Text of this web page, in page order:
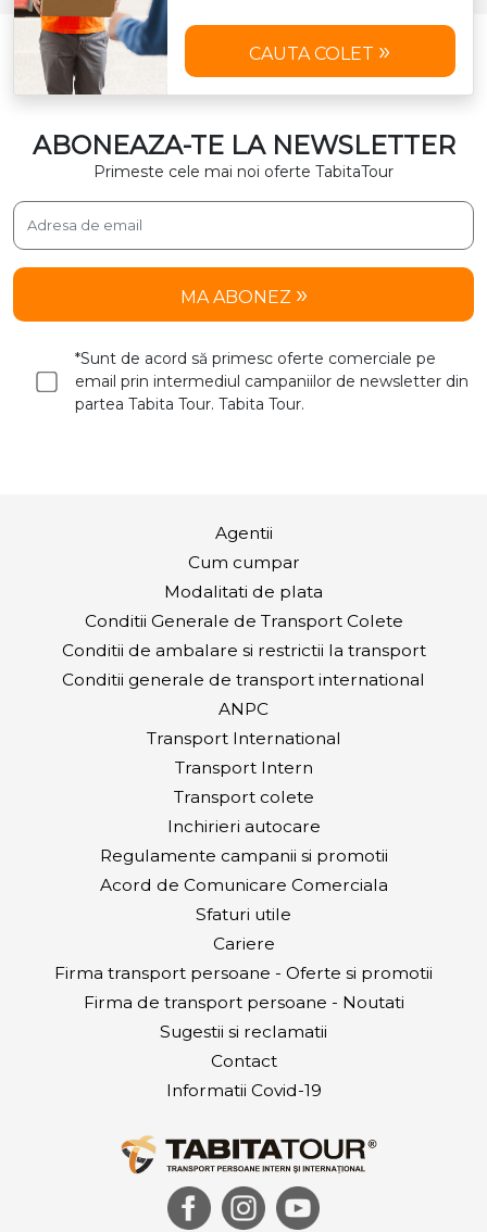
CAUTA COLET
ABONEAZA-TE LA NEWSLETTER
Primeste cele mai noi oferte TabitaTour
MA ABONEZ
*Sunt de acord să primesc oferte comerciale pe
email prin intermediul campaniilor de newsletter din
partea Tabita Tour. Tabita Tour.
Agentii
Cum cumpar
Modalitati de plata
Conditii Generale de Transport Colete
Conditii de ambalare si restrictii la transport
Conditii generale de transport international
ANPC
Transport International
Transport Intern
Transport colete
Inchirieri autocare
Regulamente campanii si promotii
Acord de Comunicare Comerciala
Sfaturi utile
Cariere
Firma transport persoane - Oferte si promotii
Firma de transport persoane - Noutati
Sugestii si reclamatii
Contact
Informatii Covid-19